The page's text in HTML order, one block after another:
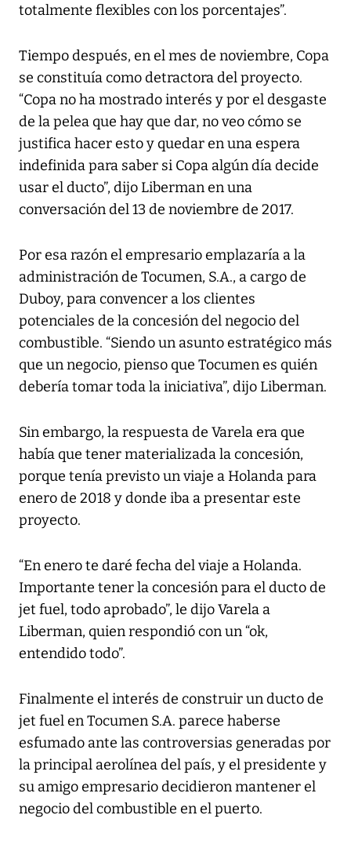
totalmente flexibles con los porcentajes”.
Tiempo después, en el mes de noviembre, Copa
se constituía como detractora del proyecto.
“Copa no ha mostrado interés y por el desgaste
de la pelea que hay que dar, no veo cómo se
justifica hacer esto y quedar en una espera
indefinida para saber si Copa algún día decide
usar el ducto”, dijo Liberman en una
conversación del 13 de noviembre de 2017.
Por esa razón el empresario emplazaría a la
administración de Tocumen, S.A., a cargo de
Duboy, para convencer a los clientes
potenciales de la concesión del negocio del
combustible. “Siendo un asunto estratégico más
que un negocio, pienso que Tocumen es quién
debería tomar toda la iniciativa”, dijo Liberman.
Sin embargo, la respuesta de Varela era que
había que tener materializada la concesión,
porque tenía previsto un viaje a Holanda para
enero de 2018 y donde iba a presentar este
proyecto.
“En enero te daré fecha del viaje a Holanda.
Importante tener la concesión para el ducto de
jet fuel, todo aprobado”, le dijo Varela a
Liberman, quien respondió con un “ok,
entendido todo”.
Finalmente el interés de construir un ducto de
jet fuel en Tocumen S.A. parece haberse
esfumado ante las controversias generadas por
la principal aerolínea del país, y el presidente y
su amigo empresario decidieron mantener el
negocio del combustible en el puerto.